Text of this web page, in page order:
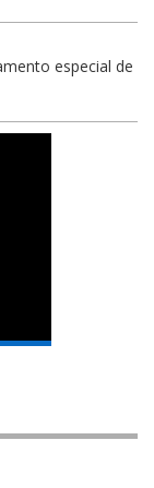
especial de